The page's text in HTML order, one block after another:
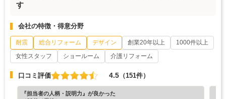
す
会社の特徴・得意分野
耐震 総合リフォーム デザイン 創業20年以上
1000件以上
女性スタッフ
ショールーム 介護リフォーム
口コミ評価 4.5 （151件）
『担当者の人柄・説明力』が良かった